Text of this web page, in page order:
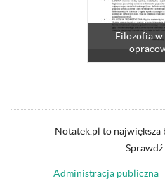
Filozofia w
Notatek.pl to największa
Sprawdź
Administracja publiczna